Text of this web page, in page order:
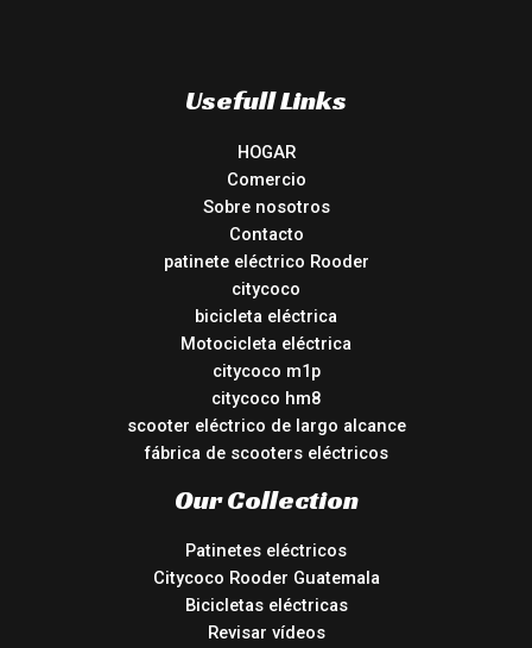
Usefull Links
HOGAR
Comercio
Sobre nosotros
Contacto
patinete eléctrico Rooder
citycoco
bicicleta eléctrica
Motocicleta eléctrica
citycoco m1p
citycoco hm8
scooter eléctrico de largo alcance
fábrica de scooters eléctricos
Our Collection
Patinetes eléctricos
Citycoco Rooder Guatemala
Bicicletas eléctricas
Revisar vídeos